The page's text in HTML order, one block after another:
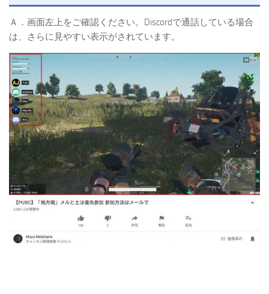
Ａ．画面左上をご確認ください。Discordで通話している場合
は、さらに見やすい表示がされています。